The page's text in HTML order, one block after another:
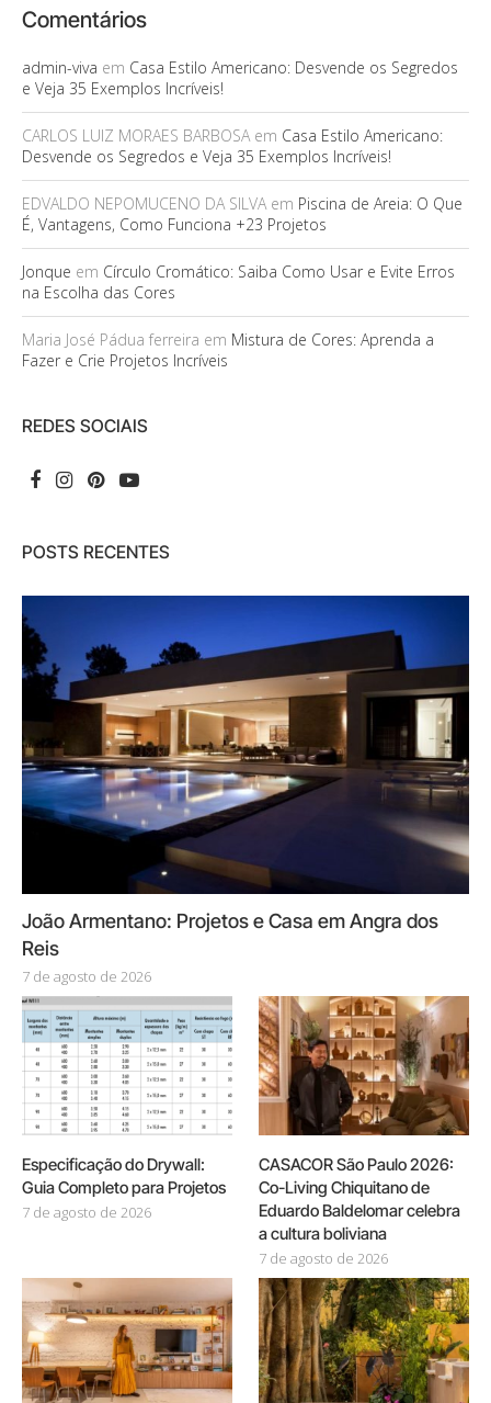
Comentários
admin-viva em Casa Estilo Americano: Desvende os Segredos
e Veja 35 Exemplos Incríveis!
CARLOS LUIZ MORAES BARBOSA em Casa Estilo Americano:
Desvende os Segredos e Veja 35 Exemplos Incríveis!
EDVALDO NEPOMUCENO DA SILVA em Piscina de Areia: O Que
É, Vantagens, Como Funciona +23 Projetos
Jonque em Círculo Cromático: Saiba Como Usar e Evite Erros
na Escolha das Cores
Maria José Pádua ferreira em Mistura de Cores: Aprenda a
Fazer e Crie Projetos Incríveis
REDES SOCIAIS
POSTS RECENTES
João Armentano: Projetos e Casa em Angra dos
Reis
7 de agosto de 2026
Especificação do Drywall:
Guia Completo para Projetos
7 de agosto de 2026
CASACOR São Paulo 2026:
Co-Living Chiquitano de
Eduardo Baldelomar celebra
a cultura boliviana
7 de agosto de 2026